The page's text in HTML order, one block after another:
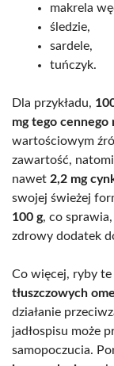
makrela
śledzie,
sardele,
tuńczyk.
Dla przykładu,
mg tego
wartościowym
zawartość,
nawet 2,2 mg
swojej świeżej
100 g, co
zdrowy dodatek
Co więcej, ryby te
tłuszczowych
działanie
jadłospisu może
samopoczucia.